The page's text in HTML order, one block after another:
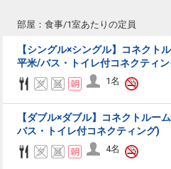
部屋：食事/1室あたりの定員
【シングル×シングル】コネクト
平米/バス・トイレ付コネクティン
1名
【ダブル×ダブル】コネクトルー
バス・トイレ付コネクティング)
4名